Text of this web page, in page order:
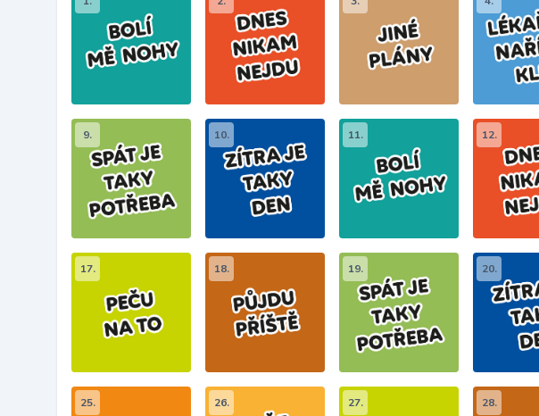
9. 10. 11. 12.
17. 18. 19. 20.
25. 26. 27. 28.